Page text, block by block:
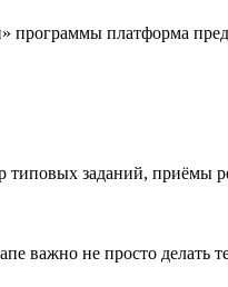
платформа
заданий,
важно не просто делать